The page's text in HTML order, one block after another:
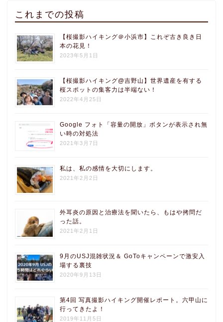
これまでの投稿
【桜撮影ハイキング＠小浜市】これぞ古き良き日
本の花見！
2023年5月1日
【桜撮影ハイキング@吉野山】世界遺産を有する
桜スポットの集客力は半端ない！
2022年4月25日
Google フォト「容量の開放」ボタンが表示され無
い時の対処法
2021年3月7日
私は、私の感情を大切にします。
2021年2月2日
外耳炎の原因と治療法を聞いたら、もはや拷問だ
った話。
2021年2月1日
9月のUSJ混雑状況＆ GoToキャンペーンで激安入
場する裏技
2020年9月13日
第4回 写真撮影ハイキング開催レポート。六甲山に
行ってきたよ！
2019年11月5日